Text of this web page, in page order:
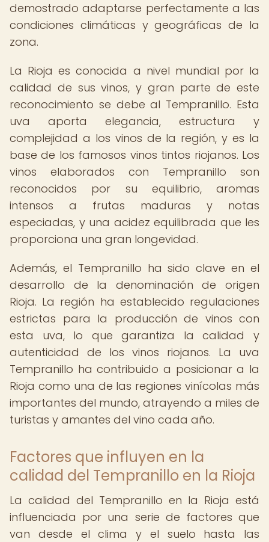
demostrado adaptarse perfectamente a las
condiciones climáticas y geográficas de la
zona.
La Rioja es conocida a nivel mundial por la
calidad de sus vinos, y gran parte de este
reconocimiento se debe al Tempranillo. Esta
uva aporta elegancia, estructura y
complejidad a los vinos de la región, y es la
base de los famosos vinos tintos riojanos. Los
vinos elaborados con Tempranillo son
reconocidos por su equilibrio, aromas
intensos a frutas maduras y notas
especiadas, y una acidez equilibrada que les
proporciona una gran longevidad.
Además, el Tempranillo ha sido clave en el
desarrollo de la denominación de origen
Rioja. La región ha establecido regulaciones
estrictas para la producción de vinos con
esta uva, lo que garantiza la calidad y
autenticidad de los vinos riojanos. La uva
Tempranillo ha contribuido a posicionar a la
Rioja como una de las regiones vinícolas más
importantes del mundo, atrayendo a miles de
turistas y amantes del vino cada año.
Factores que influyen en la
calidad del Tempranillo en la Rioja
La calidad del Tempranillo en la Rioja está
influenciada por una serie de factores que
van desde el clima y el suelo hasta las